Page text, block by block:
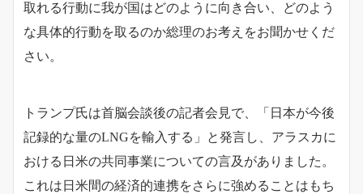
取れる行動に我が国はどのように向き合い、どのよう
な具体的行動を取るのか総理のお考えをお聞かせくだ
さい。
トランプ氏は首脳会談後の記者会見で、「日本が今後
記録的な量のLNGを輸入する」と発言し、アラスカに
おける日米の共同事業についての言及がありました。
これは日米間の経済的連携をさらに強めることはもち